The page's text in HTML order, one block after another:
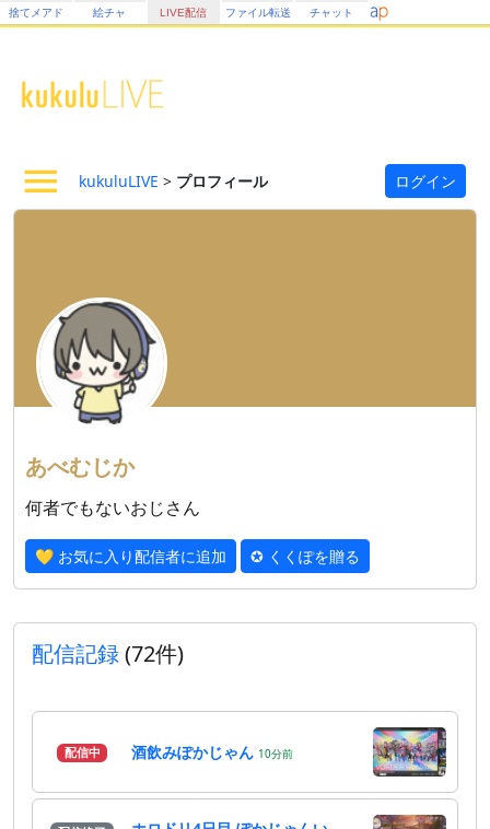
捨てメアド 絵チャ LIVE配信 ファイル転送 チャット
kukuluLIVE > プロフィール ログイン
あべむじか
何者でもないおじさん
💛 お気に入り配信者に追加 ✪ くくぽを贈る
配信記録(72件)
配信中 酒飲みぽかじゃん 10分前